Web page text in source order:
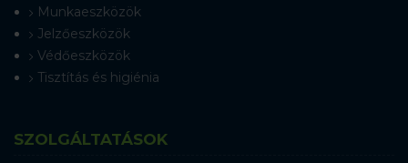
Munkaeszközök
Jelzőeszközök
Védőeszközök
Tisztítás és higiénia
SZOLGÁLTATÁSOK